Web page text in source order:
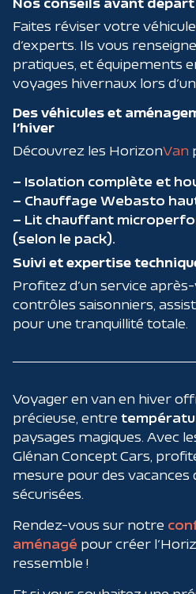
Nos conseils avant départ
Faites réviser votre
d’experts. Ils vous
pratiques, et équipements
voyages hivernaux lors
Des véhicules et
l’hiver
Découvrez les HorizonVan
– Isolation complète et
– Chauffage Webasto
– Lit chauffant
(selon le pack).
Suivi et expertise
Profitez d’un service
contrôles saisonniers,
pour une tranquillité totale.
Voyager en van en hiver
précieuse, entre
paysages magiques. Avec
Glénan Concept Cars,
mesure pour des vacances
sécurisées.
Rendez-vous sur notre
aménagé pour créer
ressemble !